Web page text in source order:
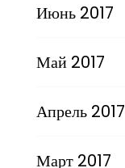
Июнь 2017
Май 2017
Апрель 2017
Март 2017